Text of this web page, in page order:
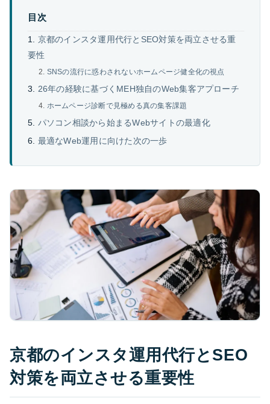
目次
京都のインスタ運用代行とSEO対策を両立させる重
要性
SNSの流行に惑わされないホームページ健全化の視点
26年の経験に基づくMEH独自のWeb集客アプローチ
ホームページ診断で見極める真の集客課題
パソコン相談から始まるWebサイトの最適化
最適なWeb運用に向けた次の一歩
京都のインスタ運用代行とSEO
対策を両立させる重要性